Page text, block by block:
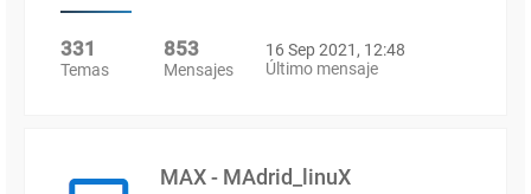
331
Temas
853
Mensajes
16 Sep 2021, 12:48
Último mensaje
MAX - MAdrid_linuX